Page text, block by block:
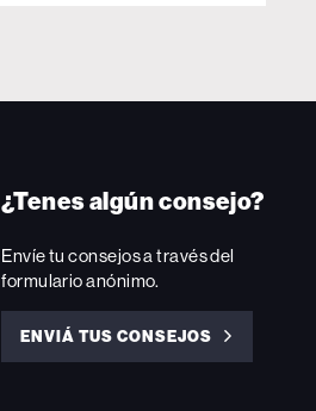
¿Tenes algún consejo?
Envíe tu consejos a través del
formulario anónimo.
ENVIÁ TUS CONSEJOS
ENVIÁ